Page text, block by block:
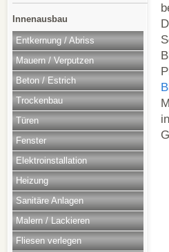
Innenausbau
Entkernung / Abriss
Mauern / Verputzen
Beton / Estrich
Trockenbau
Türen
Fenster
Elektroinstallation
Heizung
Sanitäre Anlagen
Malern / Lackieren
Fliesen verlegen